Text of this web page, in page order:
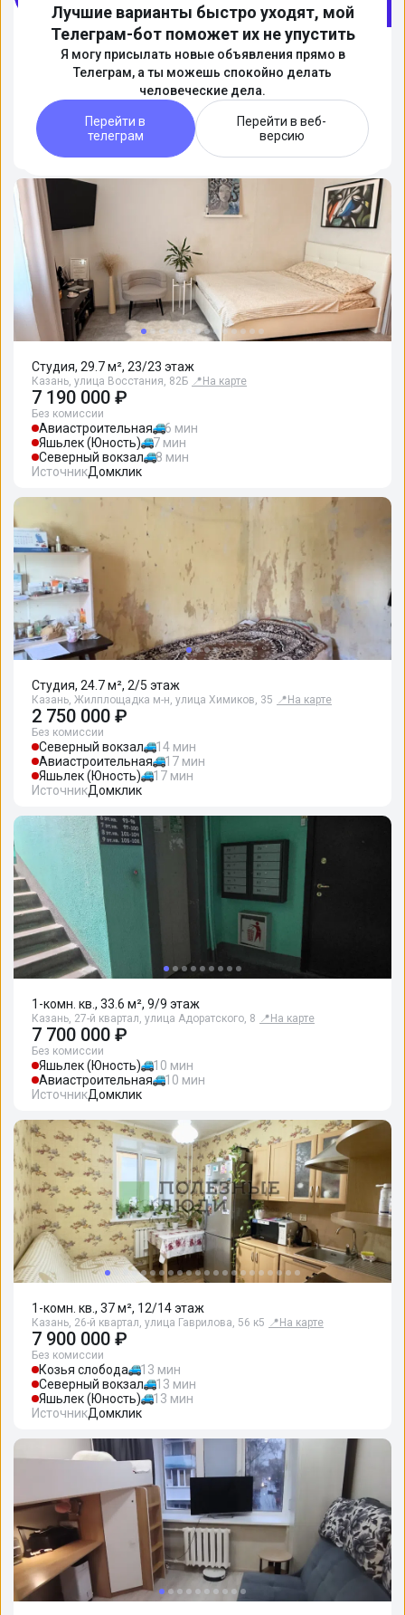
Почувствуйте себя в безопасности под
заботой наших специалистов. Рейтинг
на Яндексе 5.0
Подробнее
Студия, 29.7 м², 23/23 этаж
Казань, улица Восстания, 82Б 📍 На карте
7 190 000 ₽
Без комиссии
Авиастроительная
6 мин
Яшьлек (Юность)
7 мин
Северный вокзал
8 мин
ИсточникДомклик
Студия, 24.7 м², 2/5 этаж
Казань, Жилплощадка м-н, улица Химиков, 35 📍 На карте
2 750 000 ₽
Без комиссии
Северный вокзал
14 мин
Авиастроительная
17 мин
Яшьлек (Юность)
17 мин
ИсточникДомклик
1-комн. кв., 33.6 м², 9/9 этаж
Казань, 27-й квартал, улица Адоратского, 8 📍 На карте
7 700 000 ₽
Без комиссии
Яшьлек (Юность)
10 мин
Авиастроительная
10 мин
ИсточникДомклик
1-комн. кв., 37 м², 12/14 этаж
Казань, 26-й квартал, улица Гаврилова, 56 к5 📍 На карте
7 900 000 ₽
Без комиссии
Козья слобода
13 мин
Северный вокзал
13 мин
Яшьлек (Юность)
13 мин
ИсточникДомклик
Лучшие варианты быстро уходят, мой
Телеграм-бот поможет их не упустить
Я могу присылать новые объявления прямо в
Телеграм, а ты можешь спокойно делать
человеческие дела.
Перейти в
телеграм
Перейти в веб-
версию